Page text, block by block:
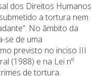
dos Direitos Humanos
a tortura nem
No âmbito da
se de uma
previsto no inciso III
(1988) e na Lei nº
de tortura.